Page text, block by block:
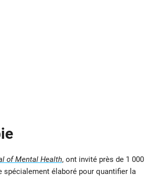
of Mental Health, ont invité près de 1 000
élaboré pour quantifier la